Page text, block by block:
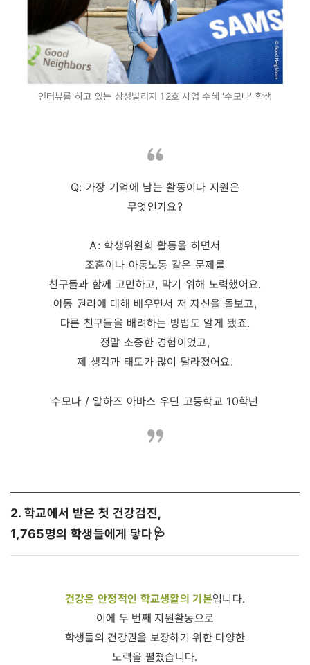
인터뷰를 하고 있는 삼성빌리지 12호 사업 수혜 '수모나' 학생
Q: 가장 기억에 남는 활동이나 지원은
무엇인가요?
A: 학생위원회 활동을 하면서
조혼이나 아동노동 같은 문제를
친구들과 함께 고민하고, 막기 위해 노력했어요.
아동 권리에 대해 배우면서 저 자신을 돌보고,
다른 친구들을 배려하는 방법도 알게 됐죠.
정말 소중한 경험이었고,
제 생각과 태도가 많이 달라졌어요.
수모나 / 알하즈 아바스 우딘 고등학교 10학년
2. 학교에서 받은 첫 건강검진,
1,765명의 학생들에게 닿다🩺
건강은 안정적인 학교생활의 기본입니다.
이에 두 번째 지원활동으로
학생들의 건강권을 보장하기 위한 다양한
노력을 펼쳤습니다.